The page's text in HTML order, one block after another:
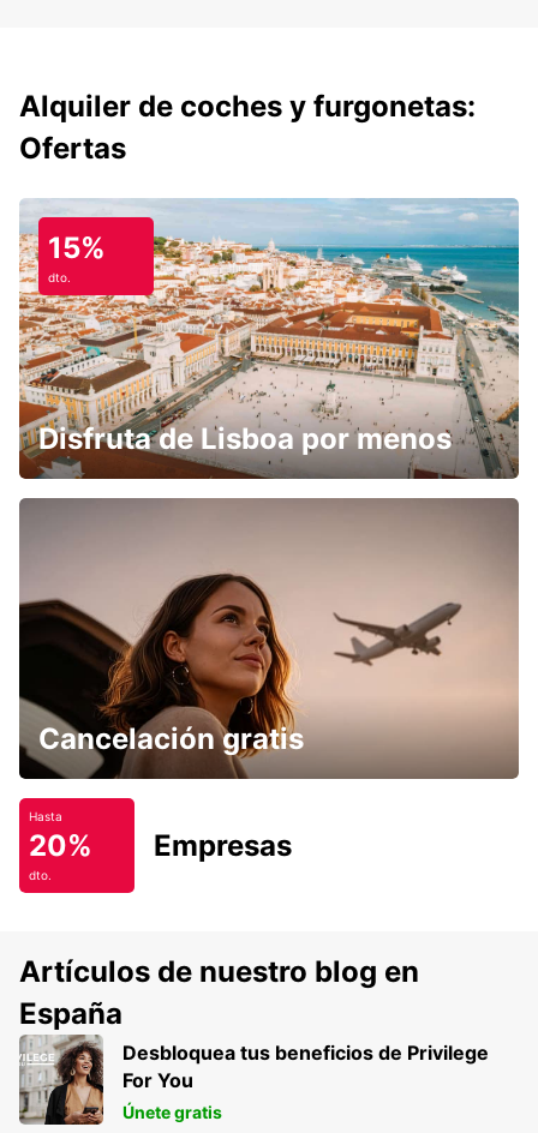
Alquiler de coches y furgonetas:
Ofertas
15%
dto.
Disfruta de Lisboa por menos
Cancelación gratis
Hasta
20%
dto.
Empresas
Artículos de nuestro blog en
España
Desbloquea tus beneficios de Privilege
For You
Únete gratis